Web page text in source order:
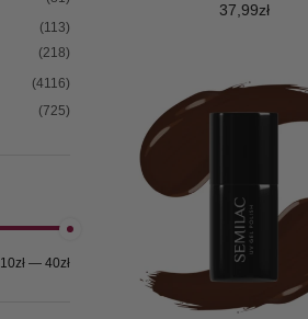
37,99zł
(113)
(218)
(4116)
(725)
10zł— 40zł